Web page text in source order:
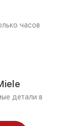
часов
детали в